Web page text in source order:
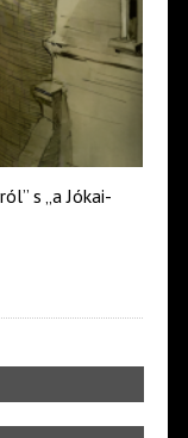
s „a Jókai-